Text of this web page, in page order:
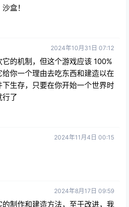
的机制，但这个游戏应该 100%
你一个理由去吃东西和建造以在
生存，只要在你开始一个世界时
行了
制作和建造方法，至于改进，我
分想提的问题已经在Discord里提